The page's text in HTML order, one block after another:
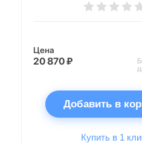
Цена
20 870 ₽
Добавить в
Купить в 1